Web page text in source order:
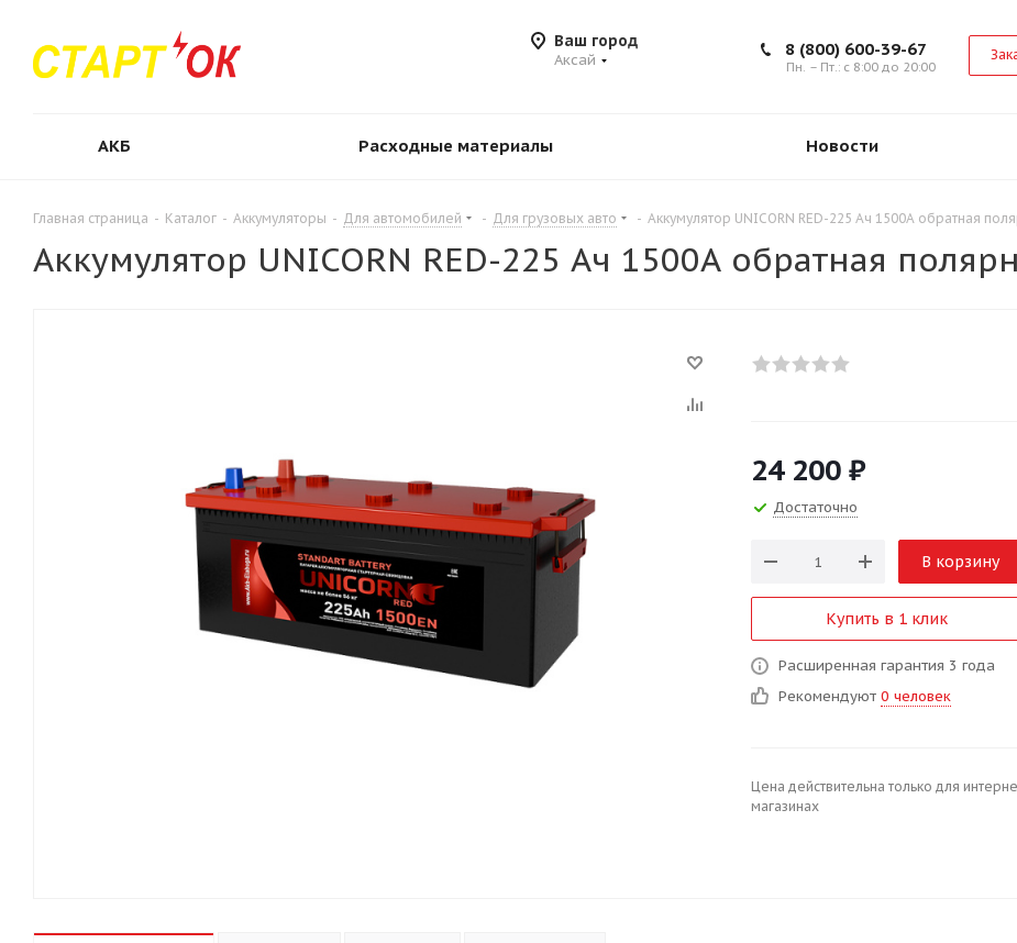
Ваш город
Аксай
8 (800) 600-39-67
Пн. – Пт.: с 8:00 до 20:00
АКБ Расходные материалы Новости
Главная страница - Каталог - Аккумуляторы - Для автомобилей - Для грузовых авто - Аккумулятор UNICORN RED-225 Ач 1500А обратная
Аккумулятор UNICORN RED-225 Ач 1500А обратная
24 200 ₽
Достаточно
В корзину
Купить в 1 клик
Расширенная гарантия 3 года
Рекомендуют 0 человек
Цена действительна только для
магазинах